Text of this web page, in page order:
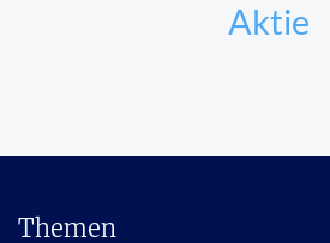
Aktie
Themen